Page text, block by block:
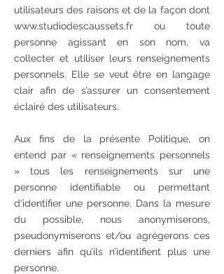
utilisateurs des raisons et de la façon dont
www.studiodescaussets.fr ou toute
personne agissant en son nom, va
collecter et utiliser leurs renseignements
personnels. Elle se veut être en langage
clair afin de s’assurer un consentement
éclairé des utilisateurs.
Aux fins de la présente Politique, on
entend par « renseignements personnels
» tous les renseignements sur une
personne identifiable ou permettant
d'identifier une personne. Dans la mesure
du possible, nous anonymiserons,
pseudonymiserons et/ou agrégerons ces
derniers afin qu’ils n’identifient plus une
personne.